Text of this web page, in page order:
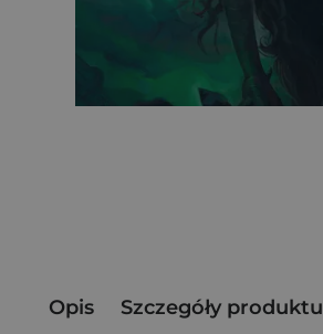
Opis Szczegóły produktu